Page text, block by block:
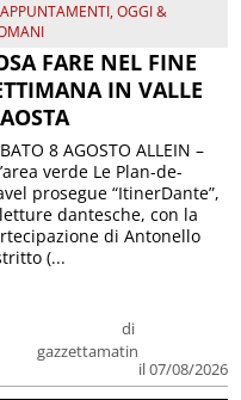
APPUNTAMENTI,OGGI &
FARE NEL FINE
IN VALLE
di
gazzettamatin
il 07/08/2026
8 AGOSTO ALLEIN –
verde Le Plan-de-
prosegue “ItinerDante”,
dantesche, con la
di Antonello
(...